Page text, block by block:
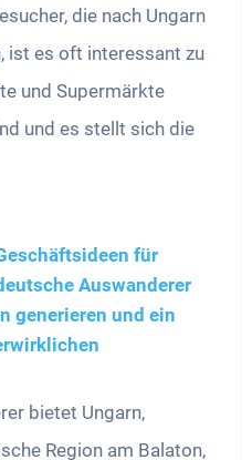
die nach Ungarn
ist es oft interessant zu
und Supermärkte
und es stellt sich die
für
Auswanderer
generieren und ein
bietet Ungarn,
Region am Balaton,